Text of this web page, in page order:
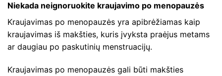
Niekada neignoruokite kraujavimo po menopauzės
Kraujavimas po menopauzės yra apibrėžiamas kaip
kraujavimas iš makšties, kuris įvyksta praėjus metams
ar daugiau po paskutinių menstruacijų.
Kraujavimas po menopauzės gali būti makšties